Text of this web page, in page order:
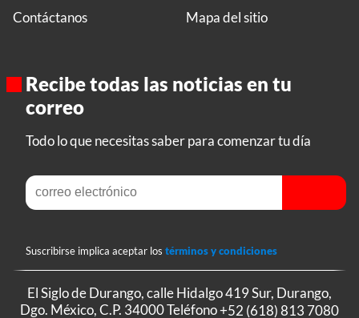
Contáctanos Mapa del sitio
Recibe todas las noticias en tu
correo
Todo lo que necesitas saber para comenzar tu día
Suscribirse implica aceptar los términos y condiciones
El Siglo de Durango, calle Hidalgo 419 Sur, Durango,
Dgo. México, C.P. 34000 Teléfono+52 (618) 813 7080